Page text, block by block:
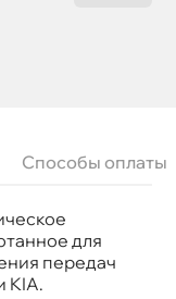
Способы оплаты
для
передач
KIA.